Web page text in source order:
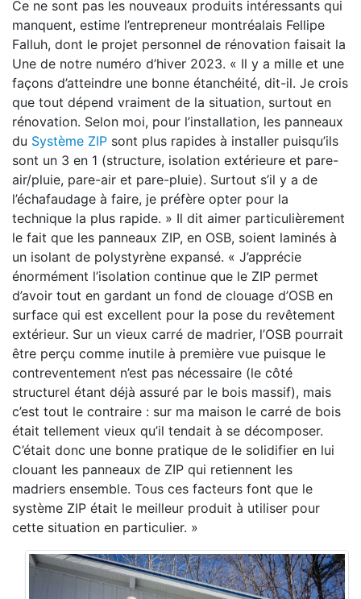
Ce ne sont pas les nouveaux produits intéressants qui
manquent, estime l’entrepreneur montréalais Fellipe
Falluh, dont le projet personnel de rénovation faisait la
Une de notre numéro d’hiver 2023. « Il y a mille et une
façons d’atteindre une bonne étanchéité, dit-il. Je crois
que tout dépend vraiment de la situation, surtout en
rénovation. Selon moi, pour l’installation, les panneaux
du Système ZIP sont plus rapides à installer puisqu’ils
sont un 3 en 1 (structure, isolation extérieure et pare-
air/pluie, pare-air et pare-pluie). Surtout s’il y a de
l’échafaudage à faire, je préfère opter pour la
technique la plus rapide. » Il dit aimer particulièrement
le fait que les panneaux ZIP, en OSB, soient laminés à
un isolant de polystyrène expansé. « J’apprécie
énormément l’isolation continue que le ZIP permet
d’avoir tout en gardant un fond de clouage d’OSB en
surface qui est excellent pour la pose du revêtement
extérieur. Sur un vieux carré de madrier, l’OSB pourrait
être perçu comme inutile à première vue puisque le
contreventement n’est pas nécessaire (le côté
structurel étant déjà assuré par le bois massif), mais
c’est tout le contraire : sur ma maison le carré de bois
était tellement vieux qu’il tendait à se décomposer.
C’était donc une bonne pratique de le solidifier en lui
clouant les panneaux de ZIP qui retiennent les
madriers ensemble. Tous ces facteurs font que le
système ZIP était le meilleur produit à utiliser pour
cette situation en particulier. »